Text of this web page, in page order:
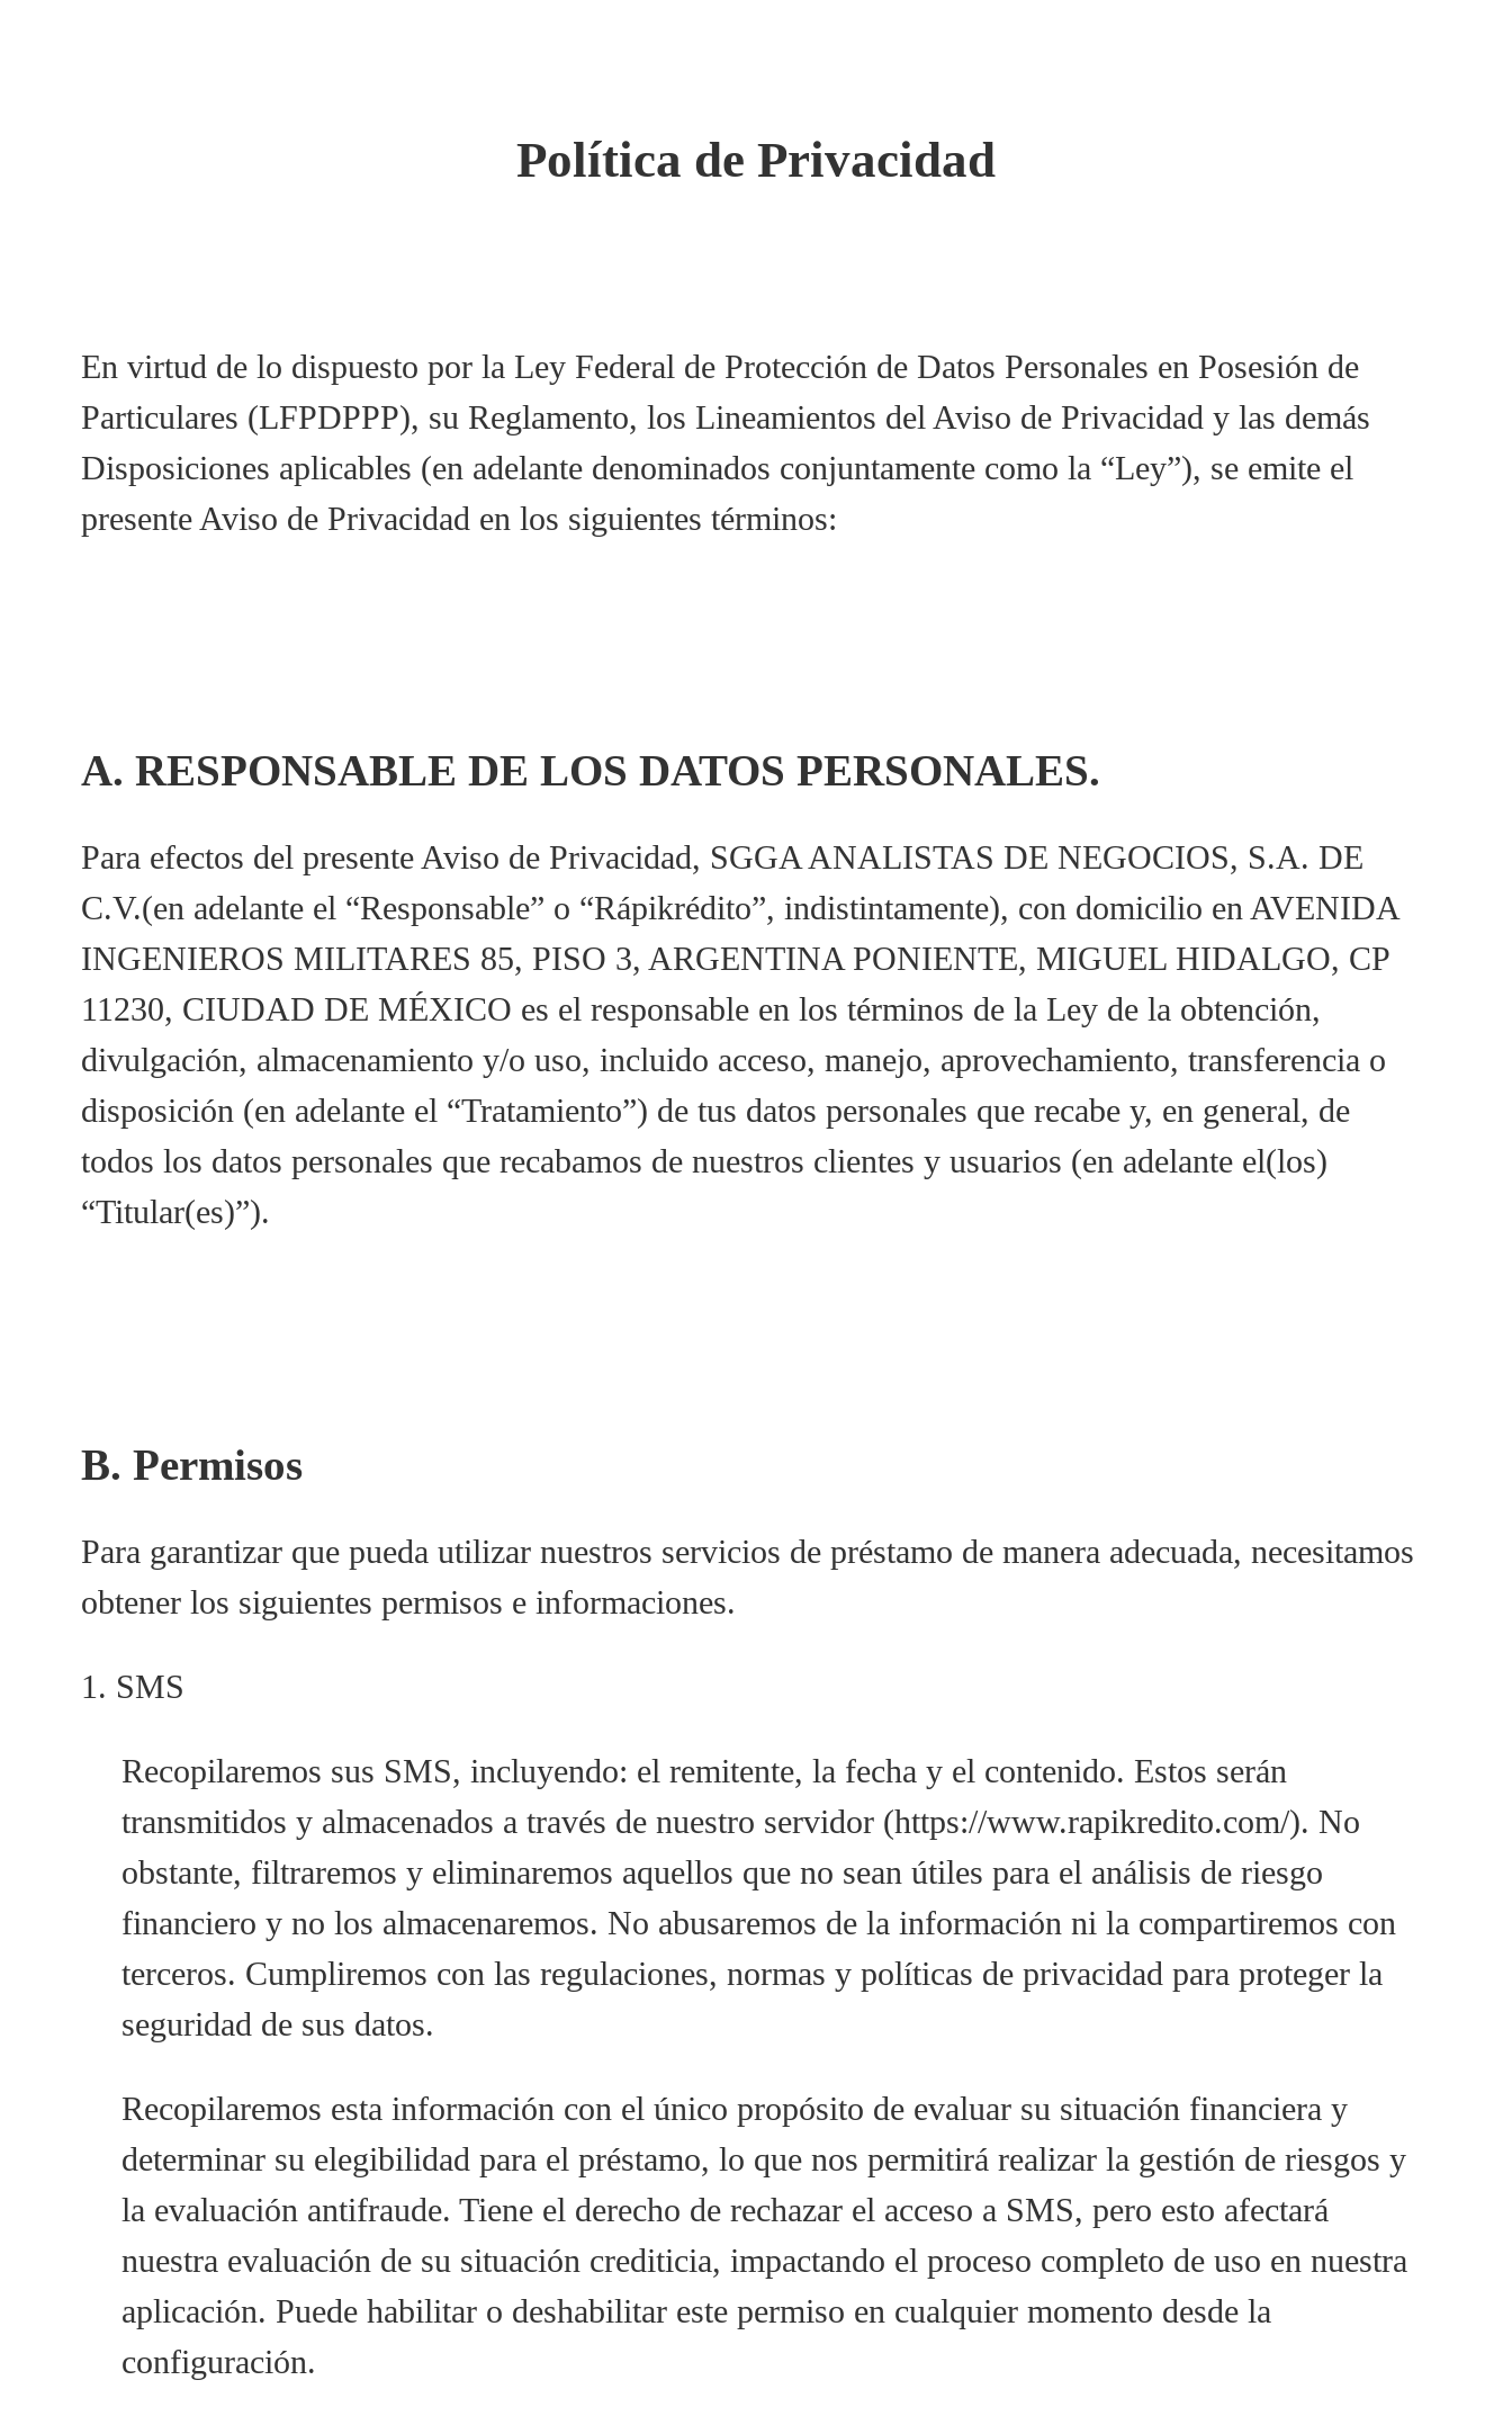
Política de Privacidad
En virtud de lo dispuesto por la Ley Federal de Protección de Datos Personales en Posesión de
Particulares (LFPDPPP), su Reglamento, los Lineamientos del Aviso de Privacidad y las demás
Disposiciones aplicables (en adelante denominados conjuntamente como la “Ley”), se emite el
presente Aviso de Privacidad en los siguientes términos:
RESPONSABLE DE LOS DATOS PERSONALES.
Para efectos del presente Aviso de Privacidad, SGGA ANALISTAS DE NEGOCIOS, S.A. DE
C.V.(en adelante el “Responsable” o “Rápikrédito”, indistintamente), con domicilio en AVENIDA
INGENIEROS MILITARES 85, PISO 3, ARGENTINA PONIENTE, MIGUEL HIDALGO, CP
11230, CIUDAD DE MÉXICO es el responsable en los términos de la Ley de la obtención,
divulgación, almacenamiento y/o uso, incluido acceso, manejo, aprovechamiento, transferencia o
disposición (en adelante el “Tratamiento”) de tus datos personales que recabe y, en general, de
todos los datos personales que recabamos de nuestros clientes y usuarios (en adelante el(los)
“Titular(es)”).
Permisos
Para garantizar que pueda utilizar nuestros servicios de préstamo de manera adecuada, necesitamos
obtener los siguientes permisos e informaciones.
1. SMS
Recopilaremos sus SMS, incluyendo: el remitente, la fecha y el contenido. Estos serán
transmitidos y almacenados a través de nuestro servidor (https://www.rapikredito.com/). No
obstante, filtraremos y eliminaremos aquellos que no sean útiles para el análisis de riesgo
financiero y no los almacenaremos. No abusaremos de la información ni la compartiremos con
terceros. Cumpliremos con las regulaciones, normas y políticas de privacidad para proteger la
seguridad de sus datos.
Recopilaremos esta información con el único propósito de evaluar su situación financiera y
determinar su elegibilidad para el préstamo, lo que nos permitirá realizar la gestión de riesgos y
la evaluación antifraude. Tiene el derecho de rechazar el acceso a SMS, pero esto afectará
nuestra evaluación de su situación crediticia, impactando el proceso completo de uso en nuestra
aplicación. Puede habilitar o deshabilitar este permiso en cualquier momento desde la
configuración.